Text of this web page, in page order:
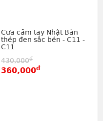
Cưa cầm tay Nhật Bản
thép đen sắc bén - C11 -
C11
430,000đ
360,000đ